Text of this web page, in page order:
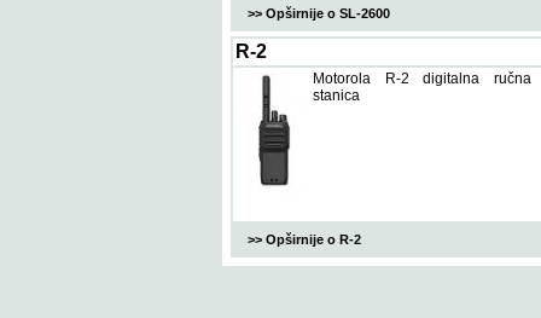
>> Opširnije o SL-2600
R-2
Motorola R-2 digitalna ručna
stanica
>> Opširnije o R-2